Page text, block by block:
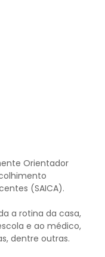
Orientador
(SAICA).
a rotina da casa,
e ao médico,
dentre outras.